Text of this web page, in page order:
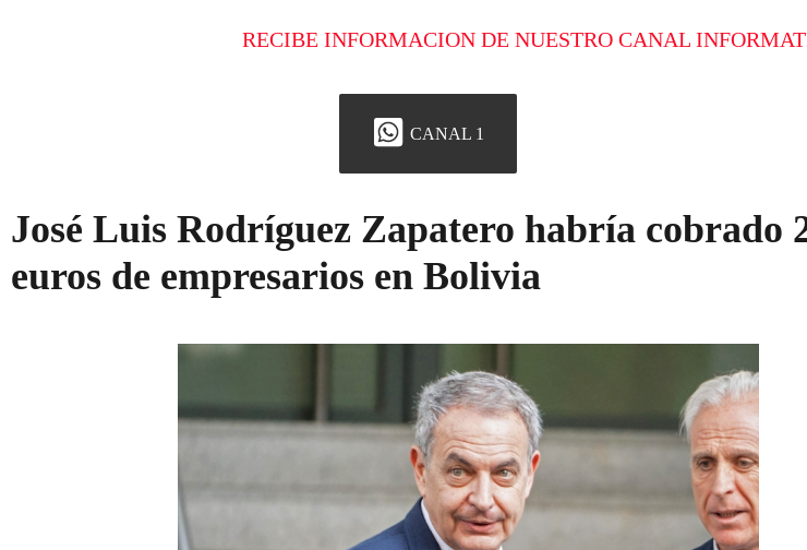
RECIBE INFORMACION DE NUESTRO CANAL
CANAL 1
José Luis Rodríguez Zapatero habría cobrado
euros de empresarios en Bolivia